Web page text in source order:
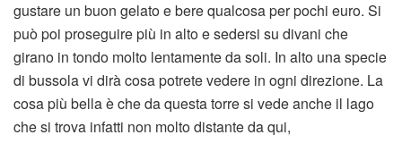
gustare un buon gelato e bere qualcosa per pochi euro. Si
può poi proseguire più in alto e sedersi su divani che
girano in tondo molto lentamente da soli. In alto una specie
di bussola vi dirà cosa potrete vedere in ogni direzione. La
cosa più bella è che da questa torre si vede anche il lago
che si trova infatti non molto distante da qui,